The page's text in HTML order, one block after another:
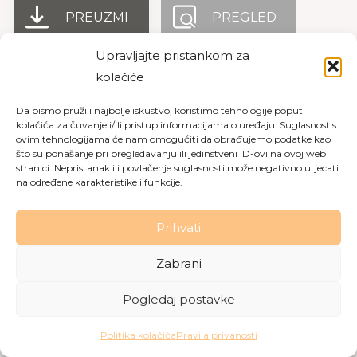
Upravljajte pristankom za
kolačiće
Da bismo pružili najbolje iskustvo, koristimo tehnologije poput
kolačića za čuvanje i/ili pristup informacijama o uređaju. Suglasnost s
ovim tehnologijama će nam omogućiti da obrađujemo podatke kao
što su ponašanje pri pregledavanju ili jedinstveni ID-ovi na ovoj web
stranici. Nepristanak ili povlačenje suglasnosti može negativno utjecati
na određene karakteristike i funkcije.
Prihvati
Zabrani
Pogledaj postavke
Politika kolačićaPravila privanosti
PREUZMI PREGLED
privatnosti |Politika kolačića
Made with love byGobo Digital